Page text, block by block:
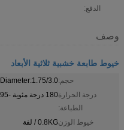
الدفع:
وصف
خيوط طابعة خشبية ثلاثية الأبعاد
حجم:Diameter:1.75/3.0 (dia.1.75/3.0 ملم)
درجة الحرارة
الطباعة:
180 درجة مئوية -195 درجة مئوية.
خيوط الوزن0.8KG / لفة